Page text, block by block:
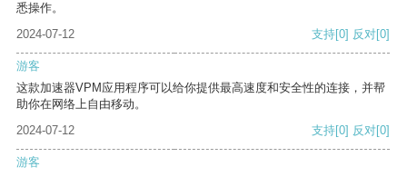
悉操作。
2024-07-12
支持[0] 反对[0]
游客
这款加速器VPM应用程序可以给你提供最高速度和安全性的连接，并帮
助你在网络上自由移动。
2024-07-12
支持[0] 反对[0]
游客